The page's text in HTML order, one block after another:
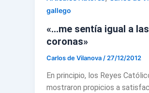
gallego
«…me sentía igual a
coronas»
Carlos de Vilanova / 27/12/2012
En principio, los Reyes
mostraron propicios a